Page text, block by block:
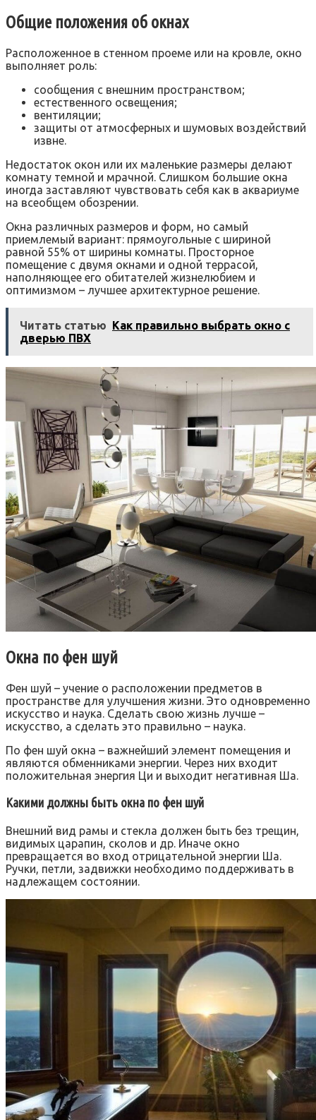
Общие положения об окнах
Расположенное в стенном проеме или на кровле, окно
выполняет роль:
сообщения с внешним пространством;
естественного освещения;
вентиляции;
защиты от атмосферных и шумовых воздействий
извне.
Недостаток окон или их маленькие размеры делают
комнату темной и мрачной. Слишком большие окна
иногда заставляют чувствовать себя как в аквариуме
на всеобщем обозрении.
Окна различных размеров и форм, но самый
приемлемый вариант: прямоугольные с шириной
равной 55% от ширины комнаты. Просторное
помещение с двумя окнами и одной террасой,
наполняющее его обитателей жизнелюбием и
оптимизмом – лучшее архитектурное решение.
Читать статью
Как правильно выбрать окно с
дверью ПВХ
Окна по фен шуй
Фен шуй – учение о расположении предметов в
пространстве для улучшения жизни. Это одновременно
искусство и наука. Сделать свою жизнь лучше –
искусство, а сделать это правильно – наука.
По фен шуй окна – важнейший элемент помещения и
являются обменниками энергии. Через них входит
положительная энергия Ци и выходит негативная Ша.
Какими должны быть окна по фен шуй
Внешний вид рамы и стекла должен быть без трещин,
видимых царапин, сколов и др. Иначе окно
превращается во вход отрицательной энергии Ша.
Ручки, петли, задвижки необходимо поддерживать в
надлежащем состоянии.